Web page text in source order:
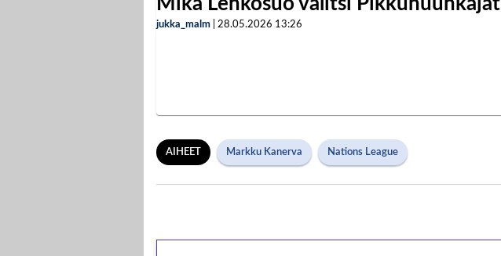
jukka_malm 28.05.2026 13:26
AIHEET Markku Kanerva Nations League